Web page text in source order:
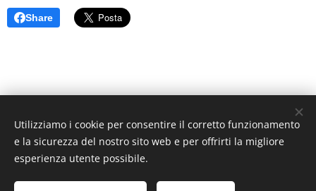
Share
Arancione Magazine - Quotidiano di informazione sportiva -
Reg. Trib. di Pistoia N. 1 / 2017 - Direttore Responsabile:
Athos Querci direttore@arancionemagazine.it
Utilizziamo i cookie per consentire il corretto funzionamento
e la sicurezza del nostro sito web e per offrirti la migliore
esperienza utente possibile.